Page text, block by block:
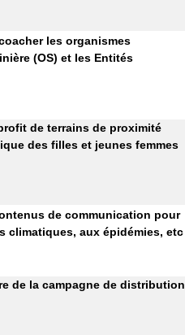
les organismes
(OS) et les Entités
de terrains de proximité
des filles et jeunes femmes
de communication pour
climatiques, aux épidémies, etc
de la campagne de distribution